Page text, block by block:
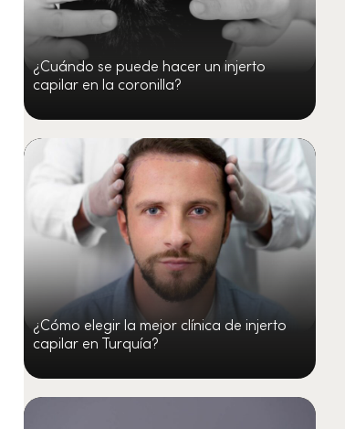
¿Cuándo se puede hacer un injerto
capilar en la coronilla?
¿Cómo elegir la mejor clínica de injerto
capilar en Turquía?